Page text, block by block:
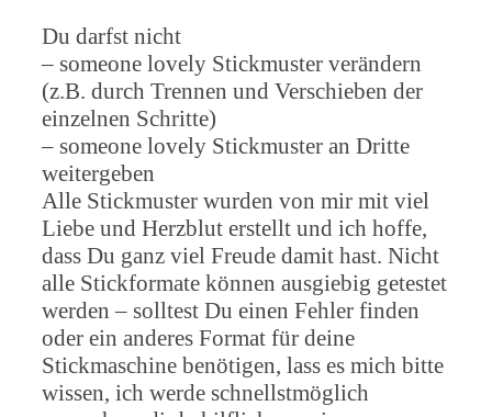
Du darfst nicht
– someone lovely Stickmuster verändern
(z.B. durch Trennen und Verschieben der
einzelnen Schritte)
– someone lovely Stickmuster an Dritte
weitergeben
Alle Stickmuster wurden von mir mit viel
Liebe und Herzblut erstellt und ich hoffe,
dass Du ganz viel Freude damit hast. Nicht
alle Stickformate können ausgiebig getestet
werden – solltest Du einen Fehler finden
oder ein anderes Format für deine
Stickmaschine benötigen, lass es mich bitte
wissen, ich werde schnellstmöglich